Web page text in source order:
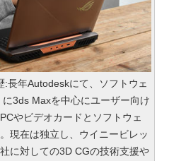
長年Autodeskにて、ソフトウェ
3ds Maxを中心にユーザー向け
やビデオカードとソフトウェ
現在は独立し、ウイニービレッ
に対しての3D CGの技術支援や